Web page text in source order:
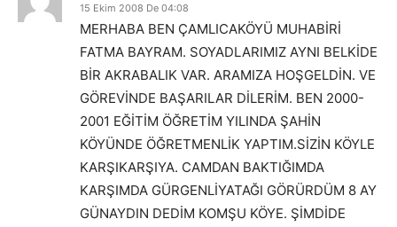
15 Ekim 2008 De 04:08
MERHABA BEN ÇAMLICAKÖYÜ MUHABİRİ
FATMA BAYRAM. SOYADLARIMIZ AYNI BELKİDE
BİR AKRABALIK VAR. ARAMIZA HOŞGELDİN. VE
GÖREVİNDE BAŞARILAR DİLERİM. BEN 2000-
2001 EĞİTİM ÖĞRETİM YILINDA ŞAHİN
KÖYÜNDE ÖĞRETMENLİK YAPTIM.SİZİN KÖYLE
KARŞIKARŞIYA. CAMDAN BAKTIĞIMDA
KARŞIMDA GÜRGENLİYATAĞI GÖRÜRDÜM 8 AY
GÜNAYDIN DEDİM KOMŞU KÖYE. ŞİMDİDE